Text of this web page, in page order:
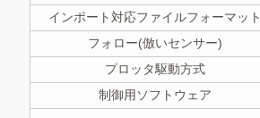
インポート対応ファイルフォーマット
フォロー(倣いセンサー)
プロッタ駆動方式
制御用ソフトウェア